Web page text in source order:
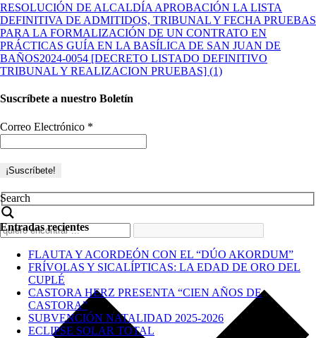
RESOLUCIÓN DE ALCALDÍA APROBACIÓN LA LISTA
DEFINITIVA DE ADMITIDOS, TRIBUNAL Y FECHA PRUEBAS
PARA LA FORMALIZACIÓN DE UN CONTRATO EN
PRÁCTICAS GUÍA EN LA BASÍLICA DE SAN JUAN DE
BAÑOS2024-0054 [DECRETO LISTADO DEFINITIVO
TRIBUNAL Y REALIZACION PRUEBAS] (1)
Suscríbete a nuestro Boletín
Correo Electrónico *
Search
Entradas recientes
FLAUTA Y ACORDEÓN CON EL “DÚO AKORDUM”
FRÍVOLAS Y SICALÍPTICAS: LA EDAD DE ORO DEL
CUPLÉ
CASTORA HERZ PRESENTA “CIEN AÑOS DE
CASTORA”
SUBVENCIÓN NATALIDAD 2025-2026
ECLIPSE SOLAR TOTAL